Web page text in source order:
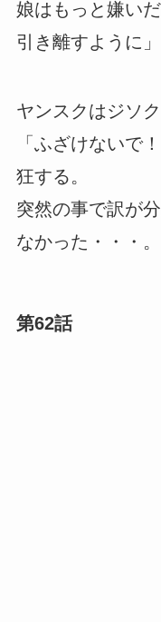
娘はもっと嫌い
引き離すように
ヤンスクはジソク
「ふざけないで
狂する。
突然の事で訳が
なかった・・・。
第62話